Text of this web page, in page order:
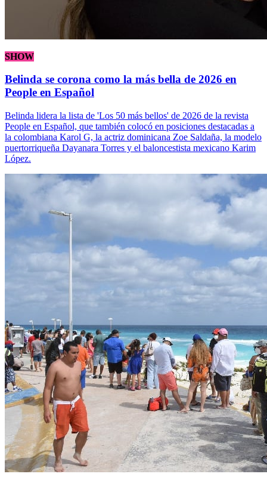
SHOW
Belinda se corona como la más bella de 2026 en
People en Español
Belinda lidera la lista de 'Los 50 más bellos' de 2026 de la revista
People en Español, que también colocó en posiciones destacadas a
la colombiana Karol G, la actriz dominicana Zoe Saldaña, la modelo
puertorriqueña Dayanara Torres y el baloncestista mexicano Karim
López.